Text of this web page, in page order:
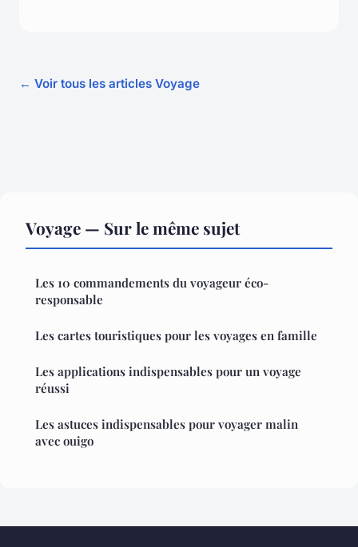
← Voir tous les articles Voyage
Voyage — Sur le même sujet
Les 10 commandements du voyageur éco-
responsable
Les cartes touristiques pour les voyages en famille
Les applications indispensables pour un voyage
réussi
Les astuces indispensables pour voyager malin
avec ouigo